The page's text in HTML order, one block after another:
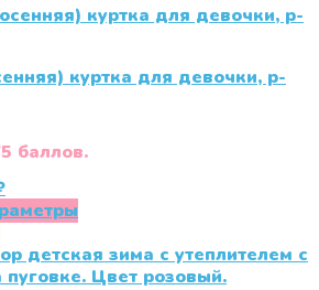
куртка для девочки, р-
баллов.
Текущая
цена:
имеет
несколько